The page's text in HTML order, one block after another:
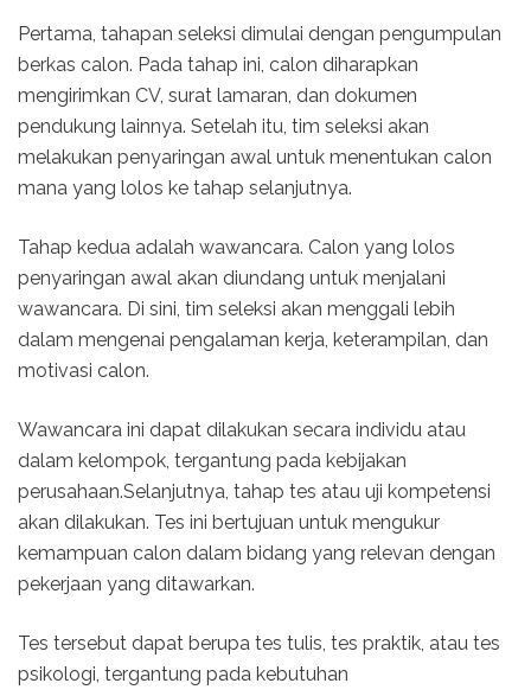
Pertama, tahapan seleksi dimulai dengan pengumpulan
berkas calon. Pada tahap ini, calon diharapkan
mengirimkan CV, surat lamaran, dan dokumen
pendukung lainnya. Setelah itu, tim seleksi akan
melakukan penyaringan awal untuk menentukan calon
mana yang lolos ke tahap selanjutnya.
Tahap kedua adalah wawancara. Calon yang lolos
penyaringan awal akan diundang untuk menjalani
wawancara. Di sini, tim seleksi akan menggali lebih
dalam mengenai pengalaman kerja, keterampilan, dan
motivasi calon.
Wawancara ini dapat dilakukan secara individu atau
dalam kelompok, tergantung pada kebijakan
perusahaan.Selanjutnya, tahap tes atau uji kompetensi
akan dilakukan. Tes ini bertujuan untuk mengukur
kemampuan calon dalam bidang yang relevan dengan
pekerjaan yang ditawarkan.
Tes tersebut dapat berupa tes tulis, tes praktik, atau tes
psikologi, tergantung pada kebutuhan